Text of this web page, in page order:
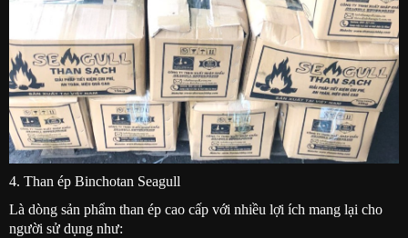
4. Than ép Binchotan Seagull
Là dòng sản phẩm than ép cao cấp với nhiều lợi ích mang lại cho
người sử dụng như: